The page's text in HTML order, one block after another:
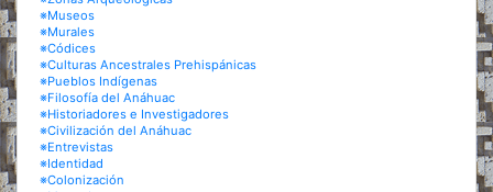
※Museos
※Murales
※Códices
※Culturas Ancestrales Prehispánicas
※Pueblos Indígenas
※Filosofía del Anáhuac
※Historiadores e Investigadores
※Civilización del Anáhuac
※Entrevistas
※Identidad
※Colonización